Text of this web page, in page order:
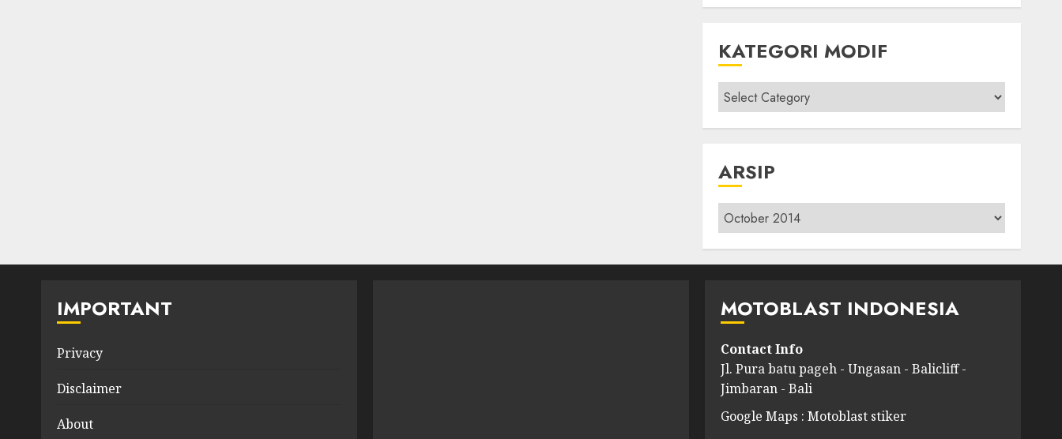
KATEGORI MODIF
Kategori
modif
ARSIP
Arsip
IMPORTANT
Privacy
Disclaimer
About
MOTOBLAST INDONESIA
Contact Info
Jl. Pura batu pageh - Ungasan - Balicliff -
Jimbaran - Bali
Google Maps : Motoblast stiker